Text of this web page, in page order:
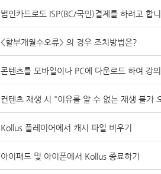
법인카드로도 ISP(BC/국민)결제를 하려고 합니
<할부개월수오류> 의 경우 조치방법은?
콘텐츠를 모바일이나 PC에 다운로드 하여 강
컨텐츠 재생 시 "이유를 알 수 없는 재생 불가
Kollus 플레이어에서 캐시 파일 비우기
아이패드 및 아이폰에서 Kollus 종료하기